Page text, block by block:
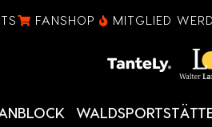
FANSHOP MITGLIED